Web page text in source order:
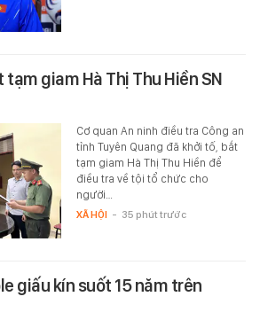
tạm giam Hà Thị Thu Hiền SN
Cơ quan An ninh điều tra Công an
tỉnh Tuyên Quang đã khởi tố, bắt
tạm giam Hà Thị Thu Hiền để
điều tra về tội tổ chức cho
người…
XÃ HỘI - 35 phút trước
giấu kín suốt 15 năm trên